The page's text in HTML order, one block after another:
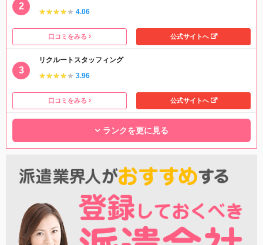
★★★★★
★★★★★ 4.06
口コミをみる 公式サイトへ
リクルートスタッフィング
★★★★★
★★★★★ 3.96
口コミをみる 公式サイトへ
ランクを更に見る